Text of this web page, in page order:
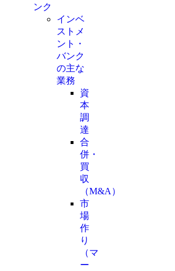
ンク
インベ
ストメ
ント・
バンク
の主な
業務
資
本
調
達
合
併・
買
収
（M&A）
市
場
作
り
（マ
ー